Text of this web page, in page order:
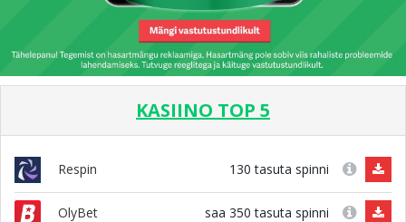
KASIINO TOP 5
Respin 130 tasuta spinni
OlyBet saa 350 tasuta spinni